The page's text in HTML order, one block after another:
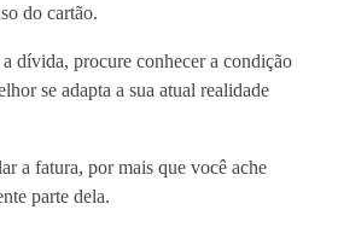
do cartão.
dívida, procure conhecer a condição
se adapta a sua atual realidade
a fatura, por mais que você ache
parte dela.